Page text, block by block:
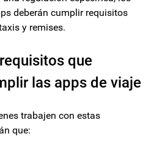
deberán cumplir requisitos
y remises.
que
las apps de viaje
trabajen con estas
que: